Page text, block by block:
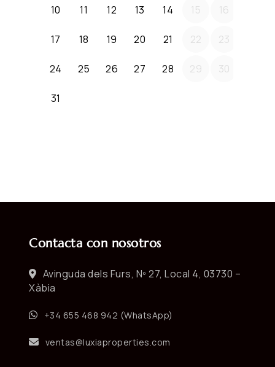
Contacta con nosotros
Avinguda dels Furs, Nº 27, Local 4, 03730 –
Xàbia
+34 655 468 942 (WhatsApp)
ventas@luxiaproperties.com